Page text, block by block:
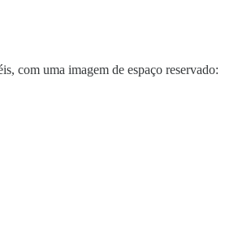
com uma imagem de espaço reservado: